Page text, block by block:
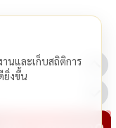
นและเก็บสถิติการ
ยิ่งขึ้น